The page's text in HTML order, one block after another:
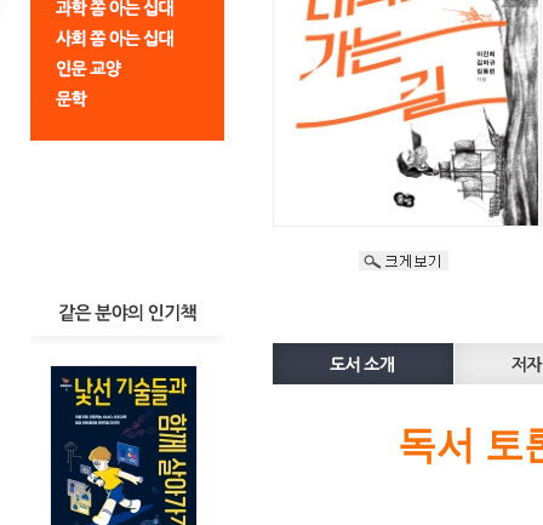
독서 토